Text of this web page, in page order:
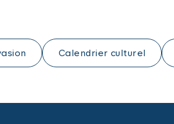
Calendrier culturel